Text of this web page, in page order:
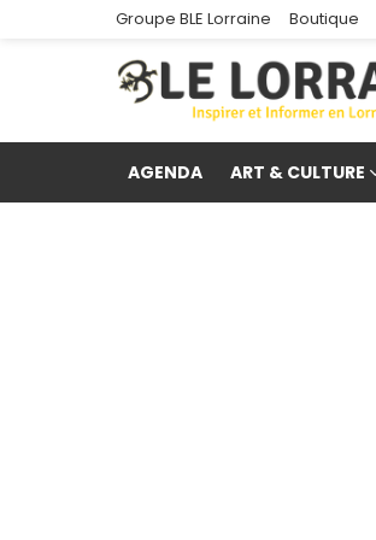
Groupe BLE Lorraine Boutique
AGENDA ART & CULTURE